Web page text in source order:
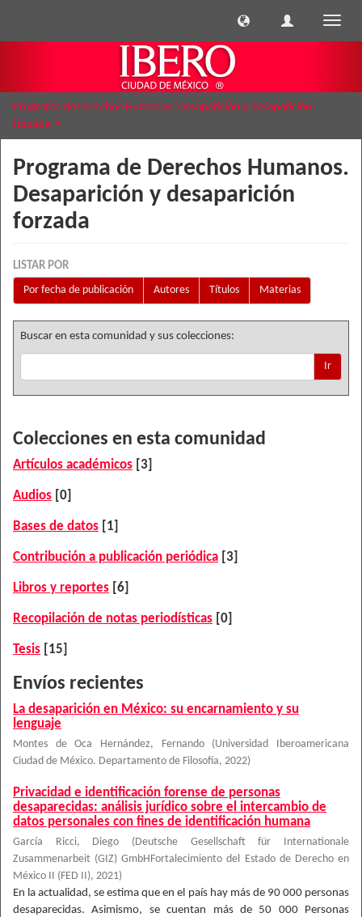
Programa de Derechos Humanos. Desaparición y desaparición
forzada
Programa de Derechos Humanos.
Desaparición y desaparición
forzada
LISTAR POR
Por fecha de publicación
Autores Títulos Materias
Buscar en esta comunidad y sus colecciones:
Ir
Colecciones en esta comunidad
Artículos académicos [3]
Audios [0]
Bases de datos [1]
Contribución a publicación periódica [3]
Libros y reportes [6]
Recopilación de notas periodísticas [0]
Tesis [15]
Envíos recientes
La desaparición en México: su encarnamiento y su
lenguaje
Montes de Oca Hernández, Fernando (Universidad Iberoamericana
Ciudad de México. Departamento de Filosofía, 2022)
Privacidad e identificación forense de personas
desaparecidas: análisis jurídico sobre el intercambio de
datos personales con fines de identificación humana
García Ricci, Diego ( Deutsche Gesellschaft für Internationale
Zusammenarbeit (GIZ) GmbHFortalecimiento del Estado de Derecho en
México II (FED II), 2021)
En la actualidad, se estima que en el país hay más de 90 000 personas
desaparecidas. Asimismo, se cuentan más de 50 000 Personas